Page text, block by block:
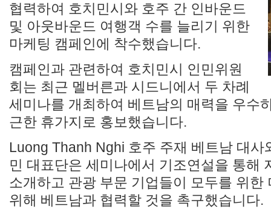
협력하여 호치민시와 호주 간 인바운드
및 아웃바운드 여행객 수를 늘리기 위한
마케팅 캠페인에 착수했습니다.
캠페인과 관련하여 호치민시 인민위원
회는 최근 멜버른과 시드니에서 두 차례
세미나를 개최하여 베트남의 매력을 우수
근한 휴가지로 홍보했습니다.
Luong Thanh Nghi 호주 주재 베트남 대
민 대표단은 세미나에서 기조연설을 통해
소개하고 관광 부문 기업들이 모두를 위한
위해 베트남과 협력할 것을 촉구했습니다.